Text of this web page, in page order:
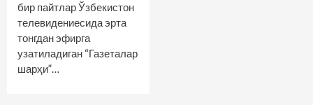
бир пайтлар Ўзбекистон
телевидениесида эрта
тонгдан эфирга
узатиладиган “Газеталар
шарҳи”…